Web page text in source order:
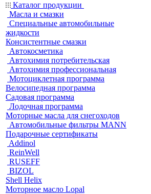
Каталог продукции
Масла и смазки
Специальные автомобильные
жидкости
Консистентные смазки
Автокосметика
Автохимия потребительская
Автохимия профессиональная
Мотоциклетная программа
Велосипедная программа
Садовая программа
Лодочная программа
Моторные масла для снегоходов
Автомобильные фильтры MANN
Подарочные сертификаты
Addinol
ReinWell
RUSEFF
BIZOL
Shell Helix
Моторное масло Lopal